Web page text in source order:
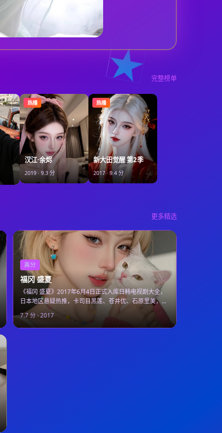
完整榜单
热播
汉江·余烬
2019 · 9.3 分
热播
新大田觉醒 第2季
2017·9.4 分
更多精选
高分
福冈 盛夏
《福冈 盛夏》2017年6月4日正式入库日韩电视剧大全，
日本地区悬疑热推，卡司目黑莲、苍井优、石原里美，日
韩电视剧大全在线观看支持高清在线观看。
7.7 分 · 2017